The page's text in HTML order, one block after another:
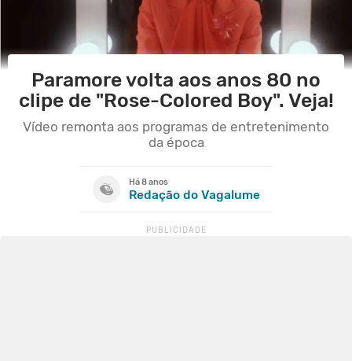
Paramore volta aos anos 80 no
clipe de "Rose-Colored Boy". Veja!
Vídeo remonta aos programas de entretenimento
da época
Há 8 anos
Redação do Vagalume